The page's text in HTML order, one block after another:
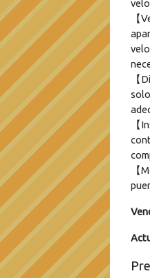
【
【
【
【